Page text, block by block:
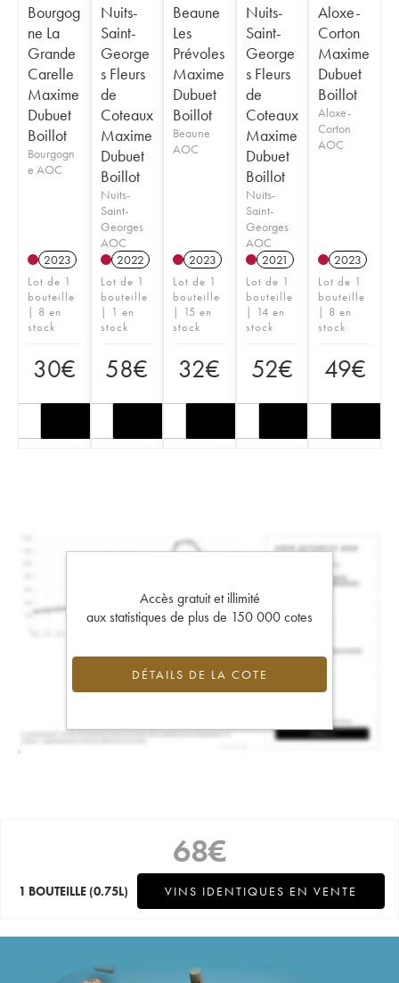
Bourgog
ne La
Grande
Carelle
Maxime
Dubuet
Boillot
Bourgogn
e AOC
2023
Lot de 1
bouteille
| 8 en
stock
30€
Nuits-
Saint-
George
s Fleurs
de
Coteaux
Maxime
Dubuet
Boillot
Nuits-
Saint-
Georges
AOC
2022
Lot de 1
bouteille
| 1 en
stock
58€
Beaune
Les
Prévoles
Maxime
Dubuet
Boillot
Beaune
AOC
2023
Lot de 1
bouteille
| 15 en
stock
32€
Nuits-
Saint-
George
s Fleurs
de
Coteaux
Maxime
Dubuet
Boillot
Nuits-
Saint-
Georges
AOC
2021
Lot de 1
bouteille
| 14 en
stock
52€
Aloxe-
Corton
Maxime
Dubuet
Boillot
Aloxe-
Corton
AOC
2023
Lot de 1
bouteille
| 8 en
stock
49€
Accès gratuit et illimité
aux statistiques de plus de 150 000 cotes
DÉTAILS DE LA COTE
68€
1 BOUTEILLE (0.75L) VINS IDENTIQUES EN VENTE